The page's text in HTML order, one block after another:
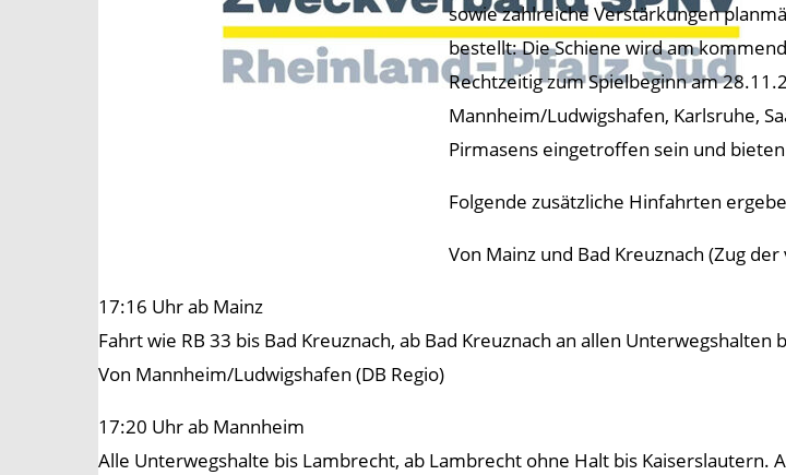
sowie zahlreiche Verstärkungen
bestellt: Die Schiene wird am
Rechtzeitig zum Spielbeginn am
Mannheim/Ludwigshafen, Karlsruhe,
Pirmasens eingetroffen sein und
Folgende zusätzliche Hinfahrten
Von Mainz und Bad Kreuznach (Zug der
17:16 Uhr ab Mainz
Fahrt wie RB 33 bis Bad Kreuznach, ab Bad Kreuznach an allen
Von Mannheim/Ludwigshafen (DB Regio)
17:20 Uhr ab Mannheim
Alle Unterwegshalte bis Lambrecht, ab Lambrecht ohne Halt bis Kaiserslautern.